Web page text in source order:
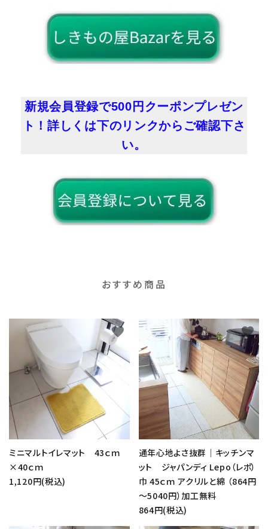
新規会員登録で500円クーポンプレゼン
ト！詳しくは下のリンクからご確認下さ
い。
おすすめ商品
ミニマルトイレマット 43ｃｍ
×40ｃｍ
1,120円(税込)
favorite
通年心地よさ抜群｜キッチンマ
ット ジャパンディ Lepo（レポ）
巾 45ｃｍ アクリルと綿 （864円
～5040円）加工無料
864円(税込)
favorite